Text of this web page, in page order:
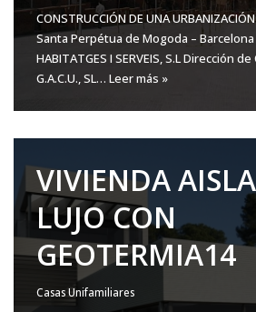
CONSTRUCCIÓN DE UNA
Santa Perpétua de Mogoda – Barcelona
HABITATGES I SERVEIS, S.L Dirección
G.A.C.U., SL… Leer más »
VIVIENDA
LUJO CON
GEOTERMIA14
Casas Unifamiliares